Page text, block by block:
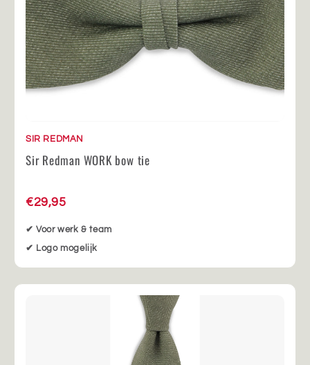
SIR REDMAN
Sir Redman WORK bow tie
€29,95
✔ Voor werk & team
✔ Logo mogelijk